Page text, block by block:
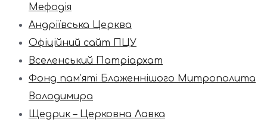
Мефодія
Андріївська Церква
Офіційний сайт ПЦУ
Вселенський Патріархат
Фонд пам’яті Блаженнішого Митрополита
Володимира
Щедрик – Церковна Лавка